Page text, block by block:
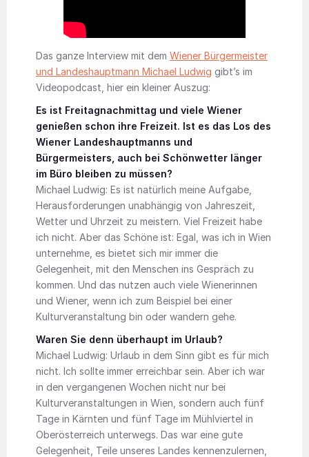
Das ganze Interview mit dem Wiener Bürgermeister
und Landeshauptmann Michael Ludwig gibt’s im
Videopodcast, hier ein kleiner Auszug:
Es ist Freitagnachmittag und viele Wiener
genießen schon ihre Freizeit. Ist es das Los des
Wiener Landeshauptmanns und
Bürgermeisters, auch bei Schönwetter länger
im Büro bleiben zu müssen?
Michael Ludwig: Es ist natürlich meine Aufgabe,
Herausforderungen unabhängig von Jahreszeit,
Wetter und Uhrzeit zu meistern. Viel Freizeit habe
ich nicht. Aber das Schöne ist: Egal, was ich in Wien
unternehme, es bietet sich mir immer die
Gelegenheit, mit den Menschen ins Gespräch zu
kommen. Und das nutzen auch viele Wienerinnen
und Wiener, wenn ich zum Beispiel bei einer
Kulturveranstaltung bin oder wandern gehe.
Waren Sie denn überhaupt im Urlaub?
Michael Ludwig: Urlaub in dem Sinn gibt es für mich
nicht. Ich sollte immer erreichbar sein. Aber ich war
in den vergangenen Wochen nicht nur bei
Kulturveranstaltungen in Wien, sondern auch fünf
Tage in Kärnten und fünf Tage im Mühlviertel in
Oberösterreich unterwegs. Das war eine gute
Gelegenheit, Teile unseres Landes kennenzulernen,